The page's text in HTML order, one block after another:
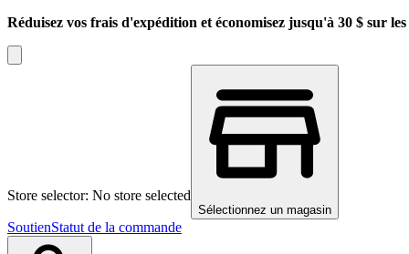
Réduisez vos frais d'expédition et économisez jusqu'à 30 $ sur
Store selector: No store selected
Sélectionnez un magasin
SoutienStatut de la commande